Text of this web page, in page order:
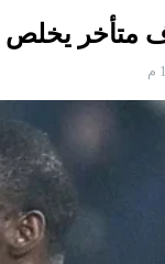
متأخر يخلص